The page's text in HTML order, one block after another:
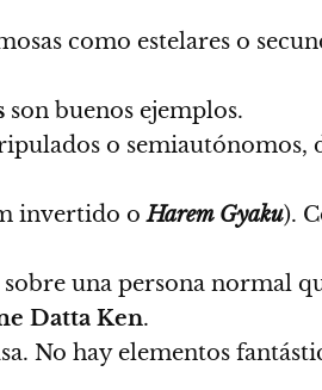
como estelares o
son buenos ejemplos.
o semiautónomos,
invertido oHarem Gyaku).
una persona normal
Datta Ken.
No hay elementos